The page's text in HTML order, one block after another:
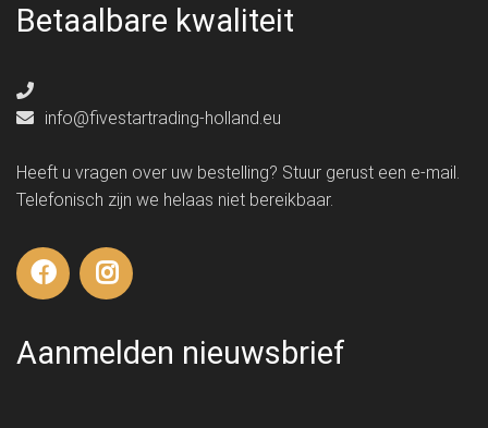
Betaalbare kwaliteit
info@fivestartrading-holland.eu
Heeft u vragen over uw bestelling? Stuur gerust een e-mail.
Telefonisch zijn we helaas niet bereikbaar.
Aanmelden nieuwsbrief